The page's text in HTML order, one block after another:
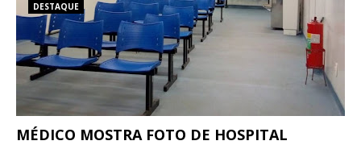
DESTAQUE
MÉDICO MOSTRA FOTO DE HOSPITAL